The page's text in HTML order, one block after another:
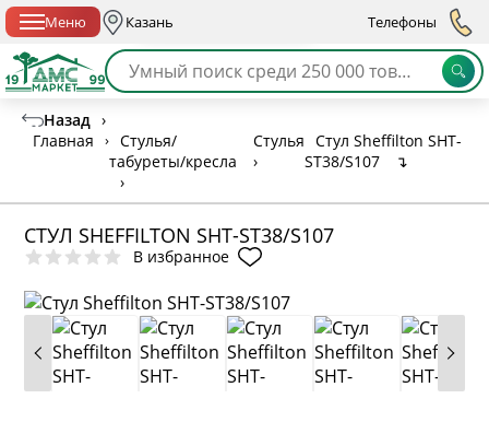
Меню Казань Телефоны
Назад ›
Главная
› Стулья/
табуреты/кресла
›
Стулья
›
Стул Sheffilton SHT-
ST38/S107
↴
СТУЛ SHEFFILTON SHT-ST38/S107
В избранное